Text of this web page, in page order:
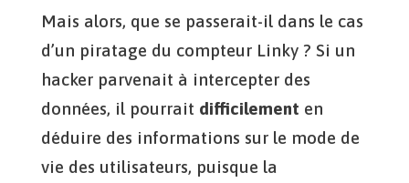
Mais alors, que se passerait-il dans le cas
d’un piratage du compteur Linky ? Si un
hacker parvenait à intercepter des
données, il pourrait difficilement en
déduire des informations sur le mode de
vie des utilisateurs, puisque la